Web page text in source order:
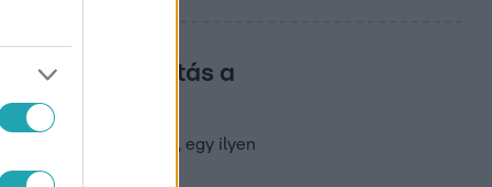
a lakásfelújítás a
énekes nem tagadja, egy ilyen